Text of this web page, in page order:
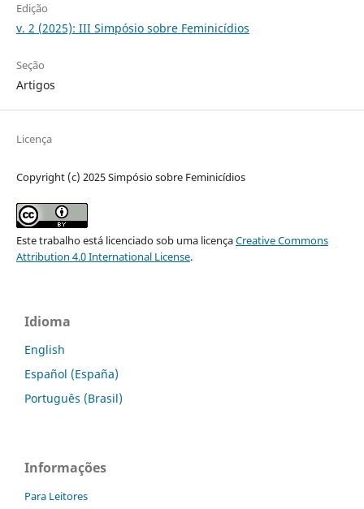
Edição
v. 2 (2025): III Simpósio sobre Feminicídios
Seção
Artigos
Licença
Copyright (c) 2025 Simpósio sobre Feminicídios
Este trabalho está licenciado sob uma licençaCreative Commons
Attribution 4.0 International License.
Idioma
English
Español (España)
Português (Brasil)
Informações
Para Leitores